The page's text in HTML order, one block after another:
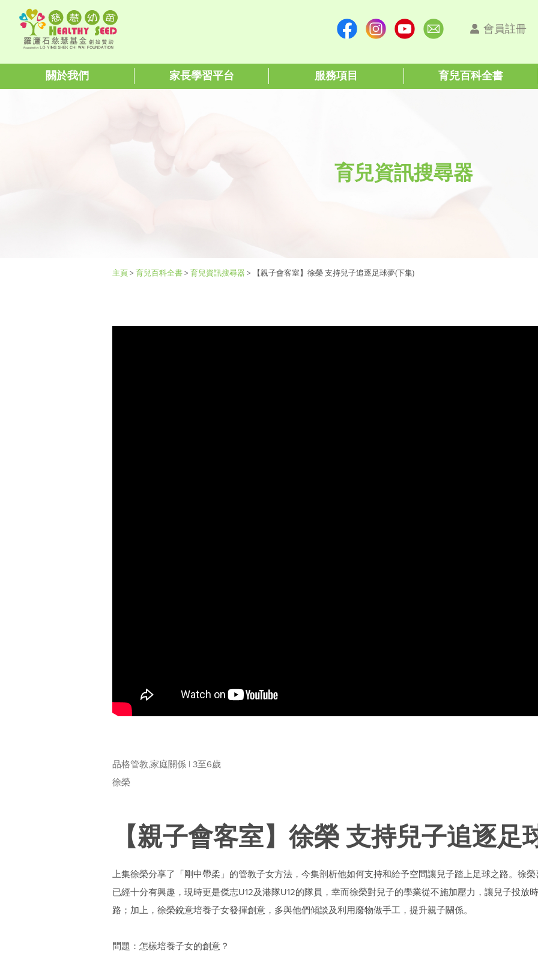
會員註冊
關於我們 家長學習平台 服務項目 育兒百科全書
育兒資訊搜尋器
主頁> 育兒百科全書> 育兒資訊搜尋器 > 【親子會客室】徐榮 支持兒子追逐足球夢(下集)
品格管教,家庭關係 | 3至6歲
徐榮
【親子會客室】徐榮 支持兒子追逐足
上集徐榮分享了「剛中帶柔」的管教子女方法，今集剖析他如何支持和給予空間讓兒子踏上足球之路。徐
已經十分有興趣，現時更是傑志U12及港隊U12的隊員，幸而徐榮對兒子的學業從不施加壓力，讓兒子投放
路；加上，徐榮銳意培養子女發揮創意，多與他們傾談及利用廢物做手工，提升親子關係。
問題：怎樣培養子女的創意？